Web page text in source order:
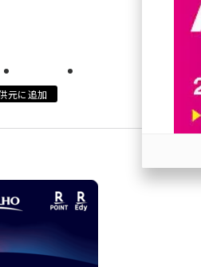
元に追加
参